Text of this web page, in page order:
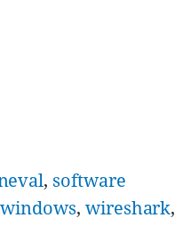
, software
windows, wireshark,